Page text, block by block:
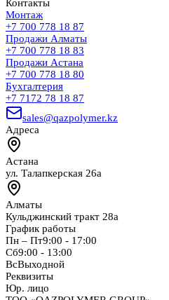
Контакты
Монтаж
+7 700 778 18 87
Продажи Алматы
+7 700 778 18 83
Продажи Астана
+7 700 778 18 80
Бухгалтерия
+7 7172 78 18 87
sales@qazpolymer.kz
Адреса
Астана
ул. Талапкерская 26а
Алматы
Кульджинский тракт 28а
График работы
Пн – Пт9:00 - 17:00
Сб9:00 - 13:00
ВсВыходной
Реквизиты
Юр. лицо